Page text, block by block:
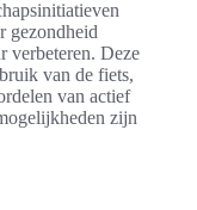
gezondheid
verbeteren. Deze
van de fiets,
van actief
zijn